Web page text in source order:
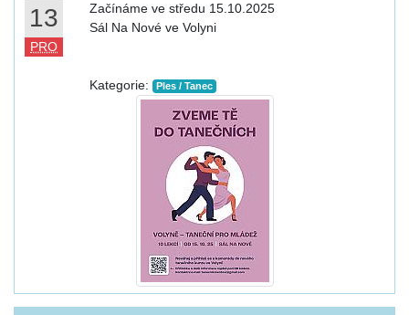
13
PRO
Začínáme ve středu 15.10.2025
Sál Na Nové ve Volyni
Kategorie: Ples / Tanec